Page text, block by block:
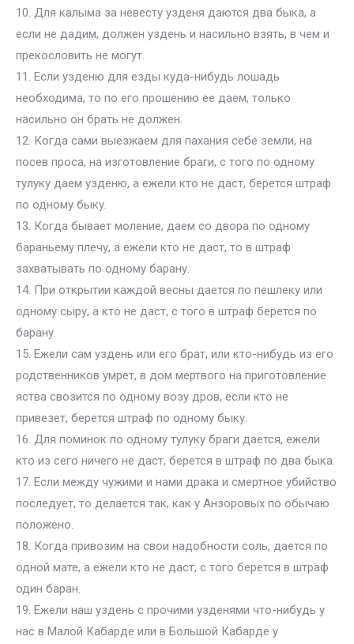
10. Для калыма за невесту узденя даются два быка, а
если не дадим, должен уздень и насильно взять, в чем и
прекословить не могут.
11. Если узденю для езды куда-нибудь лошадь
необходима, то по его прошению ее даем, только
насильно он брать не должен.
12. Когда сами выезжаем для пахания себе земли, на
посев проса, на изготовление браги, с того по одному
тулуку даем узденю, а ежели кто не даст, берется штраф
по одному быку.
13. Когда бывает моление, даем со двора по одному
бараньему плечу, а ежели кто не даст, то в штраф
захватывать по одному барану.
14. При открытии каждой весны дается по пешлеку или
одному сыру, а кто не даст, с того в штраф берется по
барану.
15. Ежели сам уздень или его брат, или кто-нибудь из его
родственников умрет, в дом мертвого на приготовление
яства свозится по одному возу дров, если кто не
привезет, берется штраф по одному быку.
16. Для поминок по одному тулуку браги дается, ежели
кто из сего ничего не даст, берется в штраф по два быка.
17. Если между чужими и нами драка и смертное убийство
последует, то делается так, как у Анзоровых по обычаю
положено.
18. Когда привозим на свои надобности соль, дается по
одной мате, а ежели кто не даст, с того берется в штраф
один баран.
19. Ежели наш уздень с прочими узденями что-нибудь у
нас в Малой Кабарде или в Большой Кабарде у